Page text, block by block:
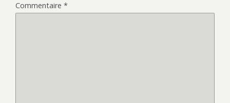
Commentaire *